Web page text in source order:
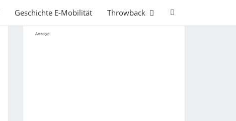
Geschichte E-Mobilität Throwback
Search
Anzeige: